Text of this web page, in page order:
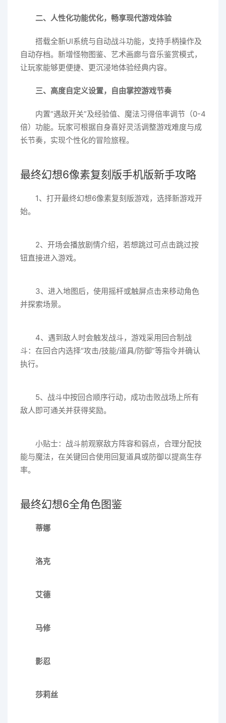
二、人性化功能优化，畅享现代游戏体验
搭载全新UI系统与自动战斗功能，支持手柄操作及
自动存档。新增怪物图鉴、艺术画廊与音乐鉴赏模式，
让玩家能够更便捷、更沉浸地体验经典内容。
三、高度自定义设置，自由掌控游戏节奏
内置“遇敌开关”及经验值、魔法习得倍率调节（0-4
倍）功能。玩家可根据自身喜好灵活调整游戏难度与成
长节奏，实现个性化的冒险旅程。
最终幻想6像素复刻版手机版新手攻略
1、打开最终幻想6像素复刻版游戏，选择新游戏开
始。
2、开场会播放剧情介绍，若想跳过可点击跳过按
钮直接进入游戏。
3、进入地图后，使用摇杆或触屏点击来移动角色
并探索场景。
4、遇到敌人时会触发战斗，游戏采用回合制战
斗：在回合内选择“攻击/技能/道具/防御”等指令并确认
执行。
5、战斗中按回合顺序行动，成功击败战场上所有
敌人即可通关并获得奖励。
小贴士：战斗前观察敌方阵容和弱点，合理分配技
能与魔法，在关键回合使用回复道具或防御以提高生存
率。
最终幻想6全角色图鉴
蒂娜
洛克
艾德
马修
影忍
莎莉丝